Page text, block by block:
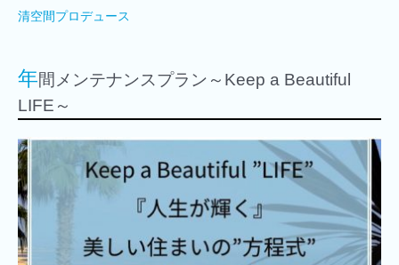
清空間プロデュース
年間メンテナンスプラン～Keep a Beautiful
LIFE～